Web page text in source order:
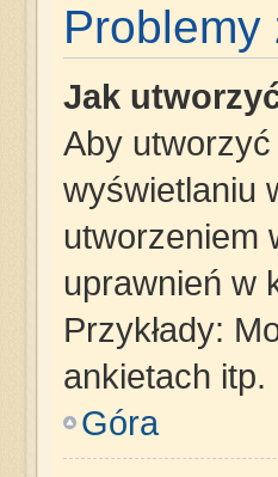
Problemy
Jak
Aby
wyświetlaniu
utworzeniem
uprawnień w
Przykłady:
ankietach itp.
Góra